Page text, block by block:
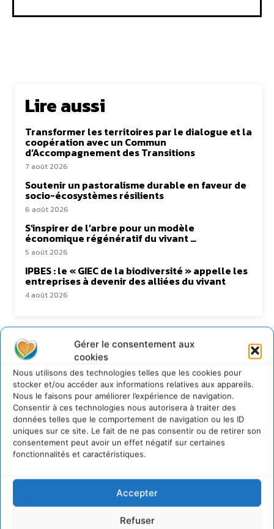
Gérer le consentement aux
cookies
Nous utilisons des technologies telles que les cookies pour
stocker et/ou accéder aux informations relatives aux appareils.
Nous le faisons pour améliorer l’expérience de navigation.
Consentir à ces technologies nous autorisera à traiter des
données telles que le comportement de navigation ou les ID
uniques sur ce site. Le fait de ne pas consentir ou de retirer son
consentement peut avoir un effet négatif sur certaines
fonctionnalités et caractéristiques.
Accepter
Refuser
Lire aussi
Transformer les territoires par le dialogue et la
coopération avec un Commun
d’Accompagnement des Transitions
7 août 2026
Soutenir un pastoralisme durable en faveur de
socio-écosystèmes résilients
6 août 2026
S’inspirer de l’arbre pour un modèle
économique régénératif du vivant …
5 août 2026
IPBES : le « GIEC de la biodiversité » appelle les
entreprises à devenir des alliées du vivant
4 août 2026
Newsletter
JE M'ABONNE